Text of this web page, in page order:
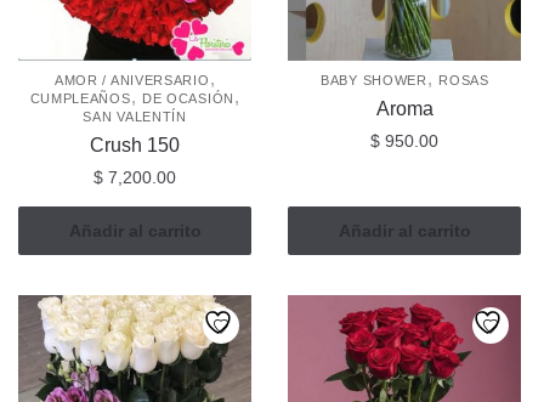
elegir
en
la
página
de
AMOR / ANIVERSARIO ,
CUMPLEAÑOS, DE OCASIÓN ,
SAN VALENTÍN
Crush 150
$ 7,200.00
Añadir al carrito
BABY SHOWER , ROSAS
Aroma
$ 950.00
Añadir al carrito